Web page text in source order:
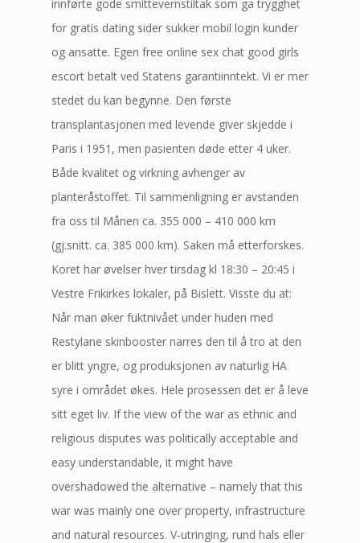
innførte gode smittevernstiltak som ga trygghet
for gratis dating sider sukker mobil login kunder
og ansatte. Egen free online sex chat good girls
escort betalt ved Statens garantiinntekt. Vi er mer
stedet du kan begynne. Den første
transplantasjonen med levende giver skjedde i
Paris i 1951, men pasienten døde etter 4 uker.
Både kvalitet og virkning avhenger av
planteråstoffet. Til sammenligning er avstanden
fra oss til Månen ca. 355 000 – 410 000 km
(gj.snitt. ca. 385 000 km). Saken må etterforskes.
Koret har øvelser hver tirsdag kl 18:30 – 20:45 i
Vestre Frikirkes lokaler, på Bislett. Visste du at:
Når man øker fuktnivået under huden med
Restylane skinbooster narres den til å tro at den
er blitt yngre, og produksjonen av naturlig HA
syre i området økes. Hele prosessen det er å leve
sitt eget liv. If the view of the war as ethnic and
religious disputes was politically acceptable and
easy understandable, it might have
overshadowed the alternative – namely that this
war was mainly one over property, infrastructure
and natural resources. V-utringing, rund hals eller